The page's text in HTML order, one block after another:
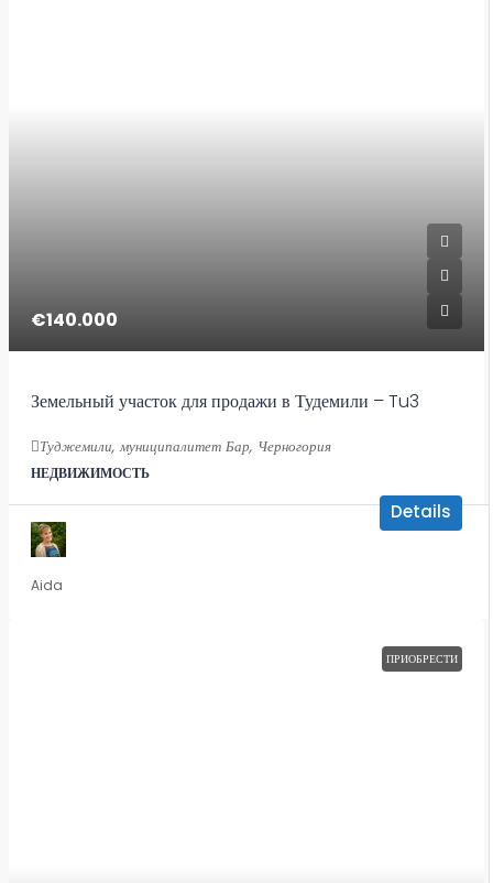
€140.000
Земельный участок для продажи в Тудемили – Tu3
Туджемили, муниципалитет Бар, Черногория
НЕДВИЖИМОСТЬ
Details
Aida
ПРИОБРЕСТИ